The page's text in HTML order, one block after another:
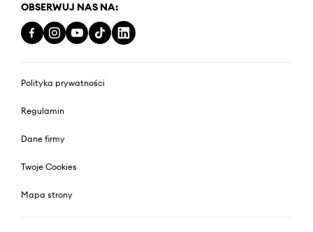
OBSERWUJ NAS NA:
Polityka prywatności
Regulamin
Dane firmy
Twoje Cookies
Mapa strony